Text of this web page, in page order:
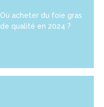
Où acheter du foie gras
de qualité en 2024 ?